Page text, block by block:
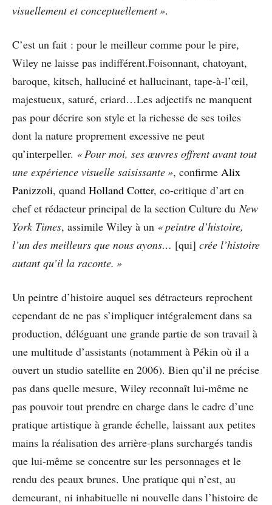
visuellement et conceptuellement ».
C’est un fait : pour le meilleur comme pour le pire,
Wiley ne laisse pas indifférent.Foisonnant, chatoyant,
baroque, kitsch, halluciné et hallucinant, tape-à-l’œil,
majestueux, saturé, criard…Les adjectifs ne manquent
pas pour décrire son style et la richesse de ses toiles
dont la nature proprement excessive ne peut
qu’interpeller. « Pour moi, ses œuvres offrent avant tout
une expérience visuelle saisissante », confirme Alix
Panizzoli, quand Holland Cotter, co-critique d’art en
chef et rédacteur principal de la section Culture du New
York Times, assimile Wiley à un « peintre d’histoire,
l’un des meilleurs que nous ayons… [qui] crée l’histoire
autant qu’il la raconte. »
Un peintre d’histoire auquel ses détracteurs reprochent
cependant de ne pas s’impliquer intégralement dans sa
production, déléguant une grande partie de son travail à
une multitude d’assistants (notamment à Pékin où il a
ouvert un studio satellite en 2006). Bien qu’il ne précise
pas dans quelle mesure, Wiley reconnaît lui-même ne
pas pouvoir tout prendre en charge dans le cadre d’une
pratique artistique à grande échelle, laissant aux petites
mains la réalisation des arrière-plans surchargés tandis
que lui-même se concentre sur les personnages et le
rendu des peaux brunes. Une pratique qui n’est, au
demeurant, ni inhabituelle ni nouvelle dans l’histoire de